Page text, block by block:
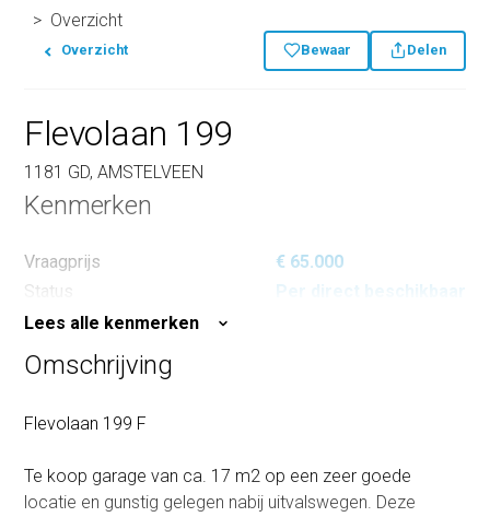
Overzicht
Overzicht Bewaar Delen
Flevolaan 199
1181 GD, AMSTELVEEN
Kenmerken
Vraagprijs
€ 65.000
Status
Per direct beschikbaar
Lees alle kenmerken
Omschrijving
Flevolaan 199 F
Te koop garage van ca. 17 m2 op een zeer goede
locatie en gunstig gelegen nabij uitvalswegen. Deze